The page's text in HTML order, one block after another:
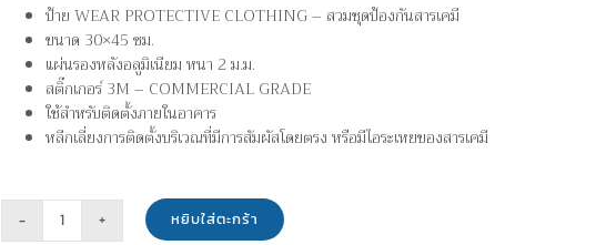
ป้าย WEAR PROTECTIVE CLOTHING – สวมชุดป้องกันสารเคมี
ขนาด 30×45 ซม.
แผ่นรองหลังอลูมิเนียม หนา 2 ม.ม.
สติ๊กเกอร์ 3M – COMMERCIAL GRADE
ใช้สำหรับติดตั้งภายในอาคาร
หลีกเลี่ยงการติดตั้งบริเวณที่มีการสัมผัสโดยตรง หรือมีไอระเหยของสารเคมี
จำนวน
หยิบใส่ตะกร้า